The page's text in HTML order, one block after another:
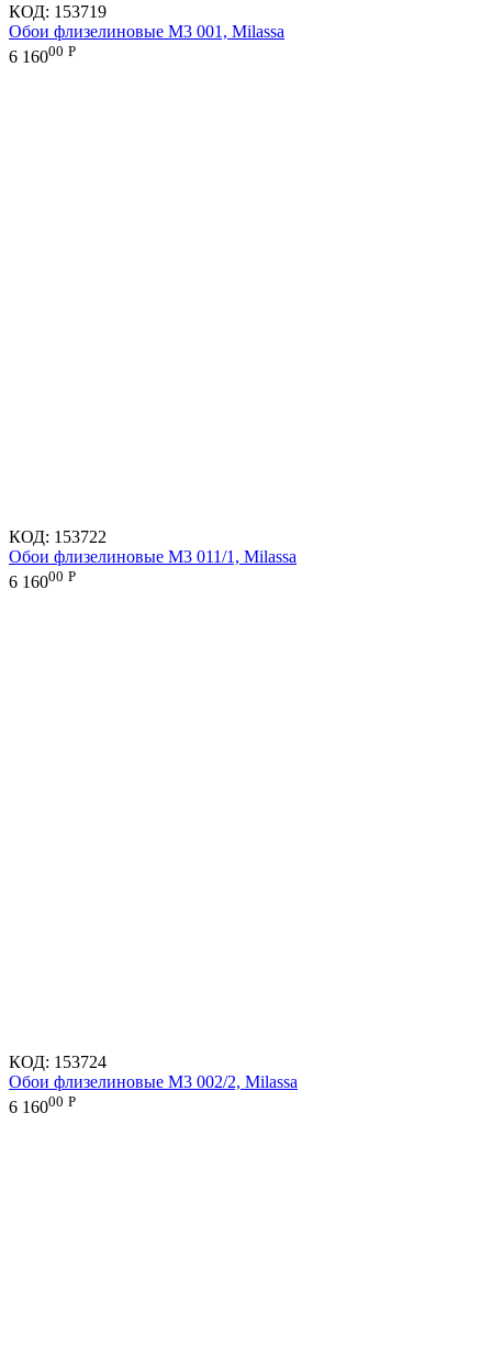
КОД: 153719
Обои флизелиновые M3 001, Milassa
6 16000 Р
КОД: 153722
Обои флизелиновые M3 011/1, Milassa
6 16000 Р
КОД: 153724
Обои флизелиновые M3 002/2, Milassa
6 16000 Р